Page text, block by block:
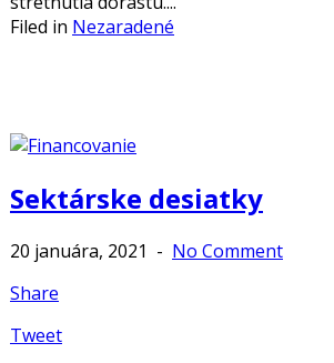
Filed in Nezaradené
Sektárske desiatky
20 januára, 2021 - No Comment
Share
Tweet